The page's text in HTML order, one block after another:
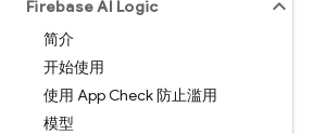
Firebase AI Logic
简介
开始使用
使用 App Check 防止滥用
模型